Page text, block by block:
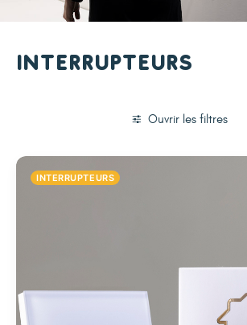
Interrupteurs
Ouvrir les filtres
INTERRUPTEURS